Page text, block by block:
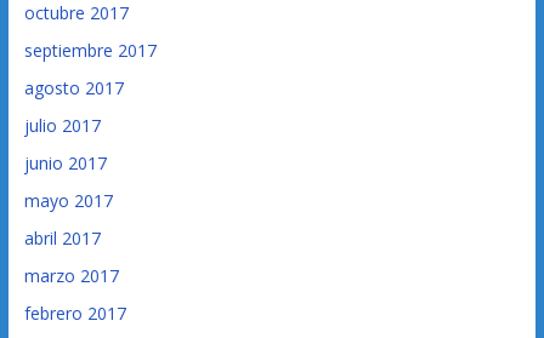
octubre 2017
septiembre 2017
agosto 2017
julio 2017
junio 2017
mayo 2017
abril 2017
marzo 2017
febrero 2017